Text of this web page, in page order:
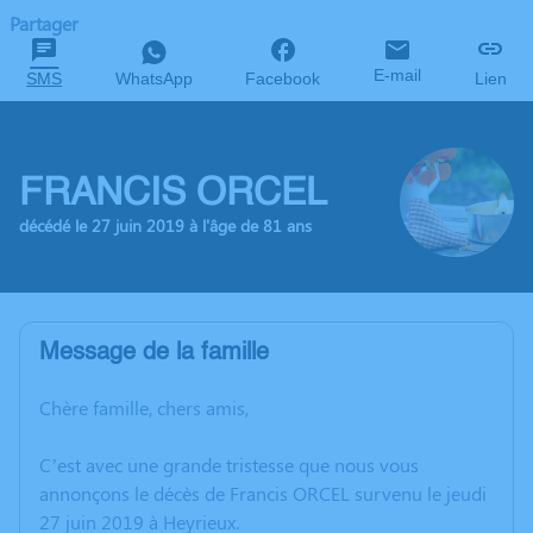
Partager
SMS WhatsApp Facebook E-mail Lien
FRANCIS ORCEL
décédé le 27 juin 2019 à l'âge de 81 ans
Message de la famille
Chère famille, chers amis,
C’est avec une grande tristesse que nous vous
annonçons le décès de Francis ORCEL survenu le jeudi
27 juin 2019 à Heyrieux.